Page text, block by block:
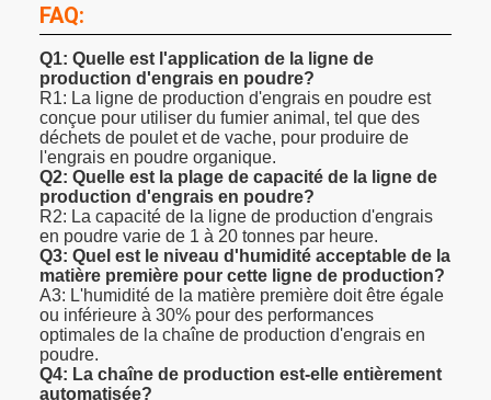
FAQ:
Q1: Quelle est l'application de la ligne de
production d'engrais en poudre?
R1: La ligne de production d'engrais en poudre est
conçue pour utiliser du fumier animal, tel que des
déchets de poulet et de vache, pour produire de
l'engrais en poudre organique.
Q2: Quelle est la plage de capacité de la ligne de
production d'engrais en poudre?
R2: La capacité de la ligne de production d'engrais
en poudre varie de 1 à 20 tonnes par heure.
Q3: Quel est le niveau d'humidité acceptable de la
matière première pour cette ligne de production?
A3: L'humidité de la matière première doit être égale
ou inférieure à 30% pour des performances
optimales de la chaîne de production d'engrais en
poudre.
Q4: La chaîne de production est-elle entièrement
automatisée?